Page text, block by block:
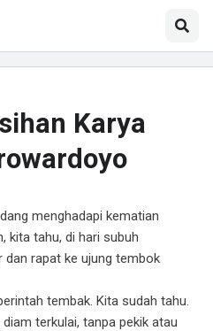
Karya
menghadapi kematian
kita tahu, di hari subuh
dan rapat ke ujung tembok
tembak. Kita sudah tahu.
terkulai, tanpa pekik atau